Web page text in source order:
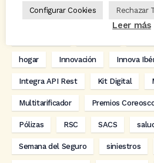
Codeoscopic Workspace
hogar Innovación Innova
Integra API Rest Kit Digital
Multitarificador Premios
Pólizas RSC SACS
Semana del Seguro siniestros
Configurar Cookies Rechazar
Leer más